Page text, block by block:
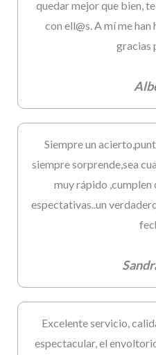
quedar mejor que bien,
con ell@s. A mí me
gracias
Siempre un
siempre sorprende,sea
muy rápido ,cumplen
espectativas..un
Excelente servicio,
espectacular, el